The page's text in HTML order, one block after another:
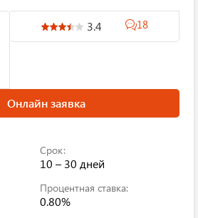
3.4 18
Онлайн заявка
Срок:
10 – 30 дней
Процентная ставка:
0.80%